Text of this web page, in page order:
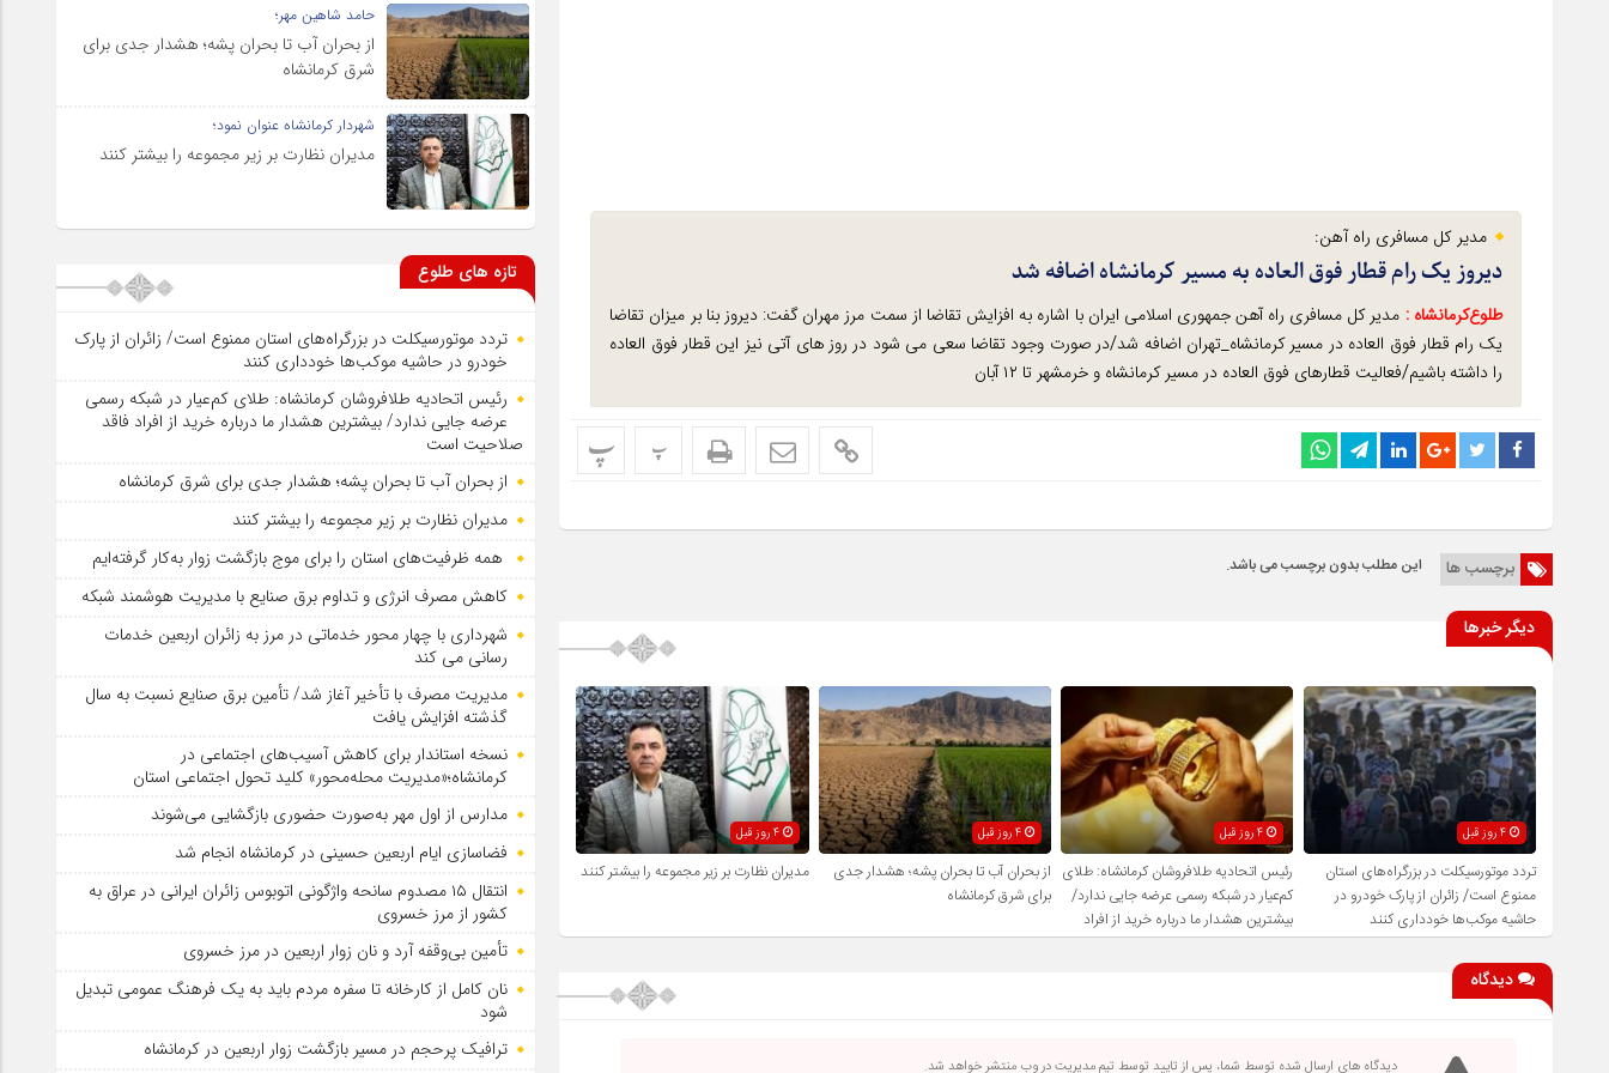
مدیر کل مسافری راه آهن:
دیروز یک رام قطار فوق العاده به مسیر کرمانشاه اضافه شد
طلوع‌‌کرمانشاه : مدیر کل مسافری راه آهن جمهوری اسلامی ایران با اشاره به افزایش تقاضا از سمت مرز مهران گفت: دیروز بنا بر میزان تقاضا
یک رام قطار فوق العاده در مسیر کرمانشاه_تهران اضافه شد/در صورت وجود تقاضا سعی می شود در روز های آتی نیز این قطار فوق العاده
را داشته باشیم/فعالیت قطارهای فوق العاده در مسیر کرمانشاه و خرمشهر تا ۱۲ آبان
پ پ
برچسب ها این مطلب بدون برچسب می باشد.
دیگر خبرها
4 روز قبل
تردد موتورسیکلت در بزرگراه‌های استان
ممنوع است/ زائران از پارک خودرو در
حاشیه موکب‌ها خودداری کنند
4 روز قبل
رئیس اتحادیه طلافروشان کرمانشاه: طلای
کم‌عیار در شبکه رسمی عرضه جایی ندارد/
بیشترین هشدار ما درباره خرید از افراد
فاقد صلاحیت است
4 روز قبل
از بحران آب تا بحران پشه؛ هشدار جدی
برای شرق کرمانشاه
4 روز قبل
مدیران نظارت بر زیر مجموعه را بیشتر کنند
دیدگاه
دیدگاه های ارسال شده توسط شما، پس از تایید توسط تیم مدیریت در وب منتشر خواهد شد.
حامد شاهین مهر؛
از بحران آب تا بحران پشه؛ هشدار جدی برای
شرق کرمانشاه
شهردار کرمانشاه عنوان نمود؛
مدیران نظارت بر زیر مجموعه را بیشتر کنند
تازه های طلوع
تردد موتورسیکلت در بزرگراه‌های استان ممنوع است/ زائران از پارک
خودرو در حاشیه موکب‌ها خودداری کنند
رئیس اتحادیه طلافروشان کرمانشاه: طلای کم‌عیار در شبکه رسمی
عرضه جایی ندارد/ بیشترین هشدار ما درباره خرید از افراد فاقد
صلاحیت است
از بحران آب تا بحران پشه؛ هشدار جدی برای شرق کرمانشاه
مدیران نظارت بر زیر مجموعه را بیشتر کنند
همه ظرفیت‌های استان را برای موج بازگشت زوار به‌کار گرفته‌ایم
کاهش مصرف انرژی و تداوم برق صنایع با مدیریت هوشمند شبکه
شهرداری با چهار محور خدماتی در مرز به زائران اربعین خدمات
رسانی می کند
مدیریت مصرف با تأخیر آغاز شد/ تأمین برق صنایع نسبت به سال
گذشته افزایش یافت
نسخه استاندار برای کاهش آسیب‌های اجتماعی در
کرمانشاه؛«مدیریت محله‌محور» کلید تحول اجتماعی استان
مدارس از اول مهر به‌صورت حضوری بازگشایی می‌شوند
فضاسازی ایام اربعین حسینی در کرمانشاه انجام شد
انتقال ۱۵ مصدوم سانحه واژگونی اتوبوس زائران ایرانی در عراق به
کشور از مرز خسروی
تأمین بی‌وقفه آرد و نان زوار اربعین در مرز خسروی
نان کامل از کارخانه تا سفره مردم باید به یک فرهنگ عمومی تبدیل
شود
ترافیک پرحجم در مسیر بازگشت زوار اربعین در کرمانشاه